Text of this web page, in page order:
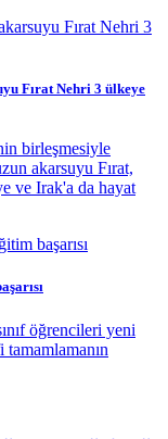
Fırat Nehri 3 ülkeye
birleşmesiyle
akarsuyu Fırat,
ve Irak'a da hayat
öğrencileri yeni
tamamlamanın